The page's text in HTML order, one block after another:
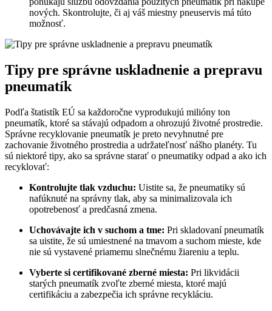
nových. Skontrolujte, či aj váš miestny pneuservis má túto
možnosť.
Tipy pre správne uskladnenie a prepravu
pneumatík
Podľa štatistík EÚ sa každoročne vyprodukujú milióny ton
pneumatík, ktoré sa stávajú odpadom a ohrozujú životné prostredie.
Správne recyklovanie pneumatík je preto nevyhnutné pre
zachovanie životného prostredia a udržateľnosť nášho planéty. Tu
sú niektoré tipy, ako sa správne starať o pneumatiky odpad a ako ich
recyklovať:
Kontrolujte tlak vzduchu: Uistite sa, že pneumatiky sú
nafúknuté na správny tlak, aby sa minimalizovala ich
opotrebenosť a predčasná zmena.
Uchovávajte ich v suchom a tme: Pri skladovaní pneumatík
sa uistite, že sú umiestnené na tmavom a suchom mieste, kde
nie sú vystavené priamemu slnečnému žiareniu a teplu.
Vyberte si certifikované zberné miesta: Pri likvidácii
starých pneumatík zvoľte zberné miesta, ktoré majú
certifikáciu a zabezpečia ich správne recykláciu.